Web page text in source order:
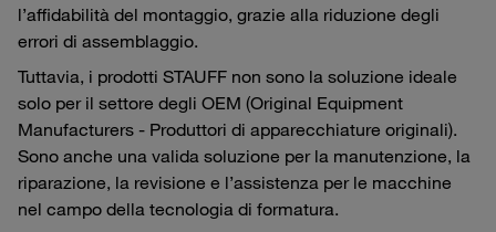
l’affidabilità del montaggio, grazie alla riduzione degli
errori di assemblaggio.
Tuttavia, i prodotti STAUFF non sono la soluzione ideale
solo per il settore degli OEM (Original Equipment
Manufacturers - Produttori di apparecchiature originali).
Sono anche una valida soluzione per la manutenzione, la
riparazione, la revisione e l’assistenza per le macchine
nel campo della tecnologia di formatura.